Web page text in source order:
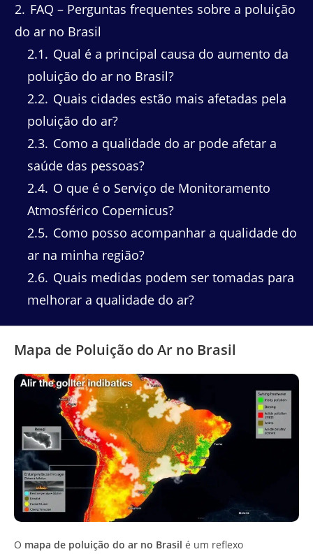
2 FAQ – Perguntas frequentes sobre a poluição
do ar no Brasil
2.1
Qual é a principal causa do aumento da
poluição do ar no Brasil?
2.2 Quais cidades estão mais afetadas pela
poluição do ar?
2.3 Como a qualidade do ar pode afetar a
saúde das pessoas?
2.4 O que é o Serviço de Monitoramento
Atmosférico Copernicus?
2.5 Como posso acompanhar a qualidade do
ar na minha região?
2.6 Quais medidas podem ser tomadas para
melhorar a qualidade do ar?
Mapa de Poluição do Ar no Brasil
O mapa de poluição do ar no Brasil é um reflexo